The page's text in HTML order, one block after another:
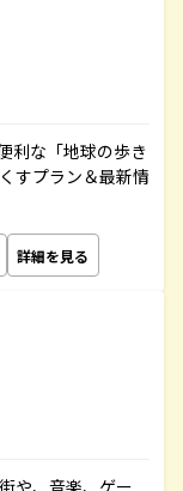
利な「地球の歩き
すプラン＆最新情
詳細を見る
や、音楽、ゲー